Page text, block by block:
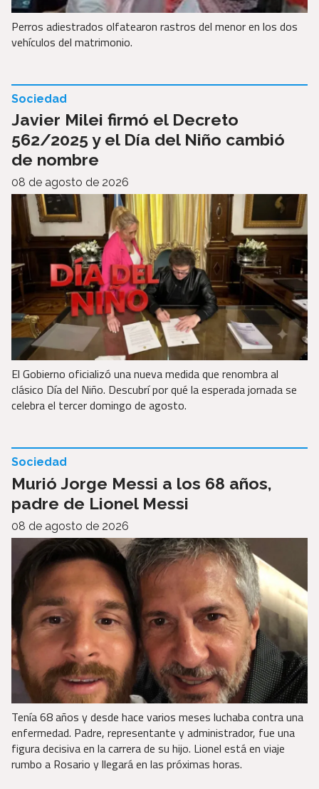
Perros adiestrados olfatearon rastros del menor en los dos
vehículos del matrimonio.
Javier Milei firmó el Decreto
562/2025 y el Día del Niño cambió
de nombre
Sociedad
08 de agosto de 2026
El Gobierno oficializó una nueva medida que renombra al
clásico Día del Niño. Descubrí por qué la esperada jornada se
celebra el tercer domingo de agosto.
Murió Jorge Messi a los 68 años,
padre de Lionel Messi
Sociedad
08 de agosto de 2026
Tenía 68 años y desde hace varios meses luchaba contra una
enfermedad. Padre, representante y administrador, fue una
figura decisiva en la carrera de su hijo. Lionel está en viaje
rumbo a Rosario y llegará en las próximas horas.